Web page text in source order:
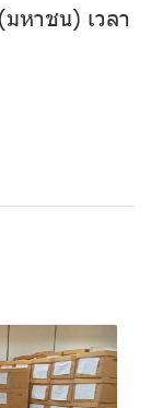
หาชน) เวลา